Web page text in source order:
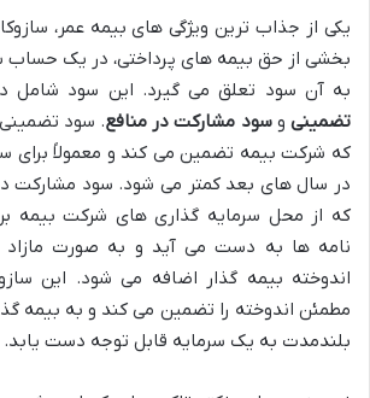
یکی از جذاب ترین ویژگی های بیمه عمر،
بخشی از حق بیمه های پرداختی، در یک حساب
به آن سود تعلق می گیرد. این سود
تضمینیوسود مشارکت در منافع. سود
که شرکت بیمه تضمین می کند و معمولاً برای
در سال های بعد کمتر می شود. سود مشارکت
که از محل سرمایه گذاری های شرکت بیمه
نامه ها به دست می آید و به صورت مازاد
اندوخته بیمه گذار اضافه می شود. این
مطمئن اندوخته را تضمین می کند و به بیمه
بلندمدت به یک سرمایه قابل توجه دست یابد.